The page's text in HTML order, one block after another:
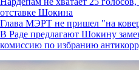
отставке Шокина
Глава МЭРТ не пришел "на
В Раде предлагают Шокину
комиссию по избранию